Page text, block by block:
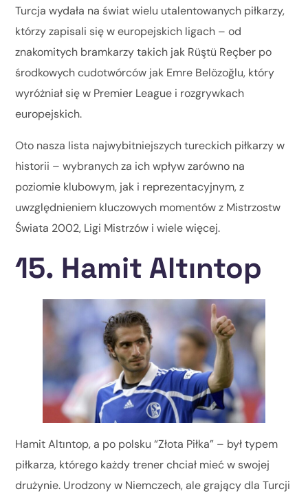
Turcja wydała na świat wielu utalentowanych piłkarzy,
którzy zapisali się w europejskich ligach – od
znakomitych bramkarzy takich jak Rüştü Reçber po
środkowych cudotwórców jak Emre Belözoğlu, który
wyróżniał się w Premier League i rozgrywkach
europejskich.
Oto nasza lista najwybitniejszych tureckich piłkarzy w
historii – wybranych za ich wpływ zarówno na
poziomie klubowym, jak i reprezentacyjnym, z
uwzględnieniem kluczowych momentów z Mistrzostw
Świata 2002, Ligi Mistrzów i wiele więcej.
15. Hamit Altıntop
Hamit Altıntop, a po polsku “Złota Piłka” – był typem
piłkarza, którego każdy trener chciał mieć w swojej
drużynie. Urodzony w Niemczech, ale grający dla Turcji